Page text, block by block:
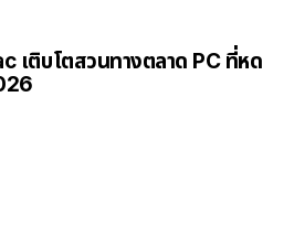
เติบโตสวนทางตลาด PC ที่หด